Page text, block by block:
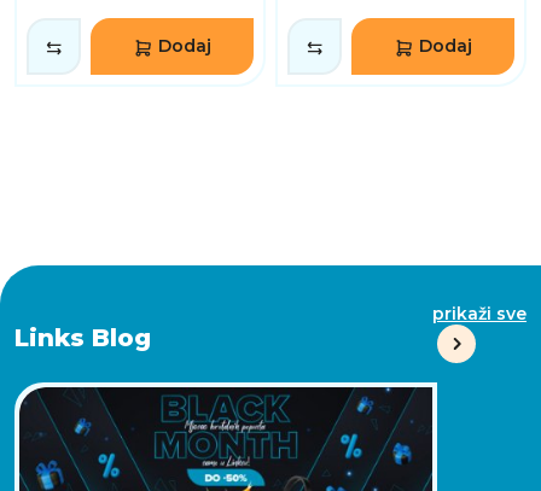
Dodaj Dodaj
Links Blog
prikaži sve